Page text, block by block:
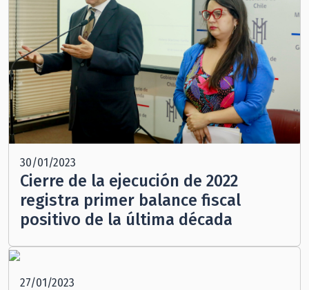
30/01/2023
Cierre de la ejecución de 2022
registra primer balance fiscal
positivo de la última década
27/01/2023